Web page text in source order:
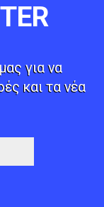
για να
και τα νέα